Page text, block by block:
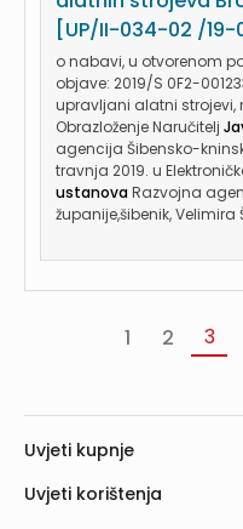
[UP/II-034-02 /19-
o nabavi, u otvorenom
objave: 2019/S 0F2-
upravljani alatni strojevi,
Obrazloženje Naručitelj
agencija Šibensko-
travnja 2019. u
ustanovaRazvojna
županije,šibenik, Velimira
1 2 3
Uvjeti kupnje
Uvjeti korištenja